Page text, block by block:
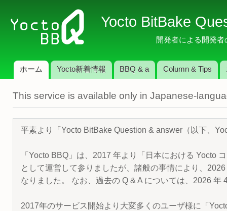
イ
コ
テ
ツ
に
移
動
Yocto BitBake
開発者による開発
メインメニュー
ホーム Yocto新着情報 BBQ & a Column & Tips
This service is available only in Japanese-
平素より「Yocto BitBake Question & answer（以下、
「Yocto BBQ」は、2017 年より「日本における Yocto
として運営して参りましたが、諸般の事情により、
なりました。 なお、過去の Q & A については、2026
2017年のサービス開始より大変多くのユーザ様に「